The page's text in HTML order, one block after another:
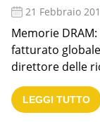
21 Febbraio
Memorie
fatturato
direttore delle
LEGGI TUTTO